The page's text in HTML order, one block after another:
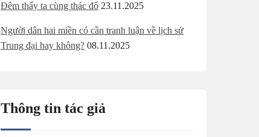
Đêm thấy ta cùng thác đổ 23.11.2025
Người dân hai miền có cần tranh luận về lịch sử
Trung đại hay không? 08.11.2025
Thông tin tác giả